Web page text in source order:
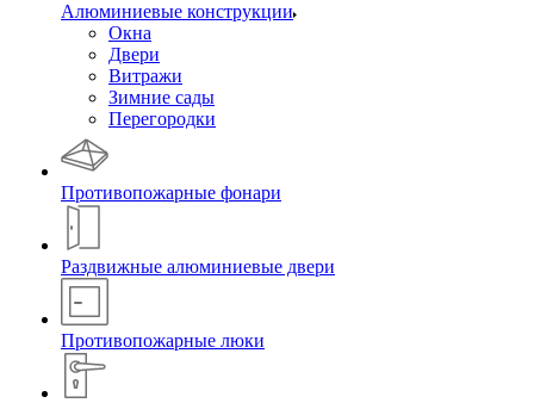
Алюминиевые конструкции
Окна
Двери
Витражи
Зимние сады
Перегородки
Противопожарные фонари
Раздвижные алюминиевые двери
Противопожарные люки